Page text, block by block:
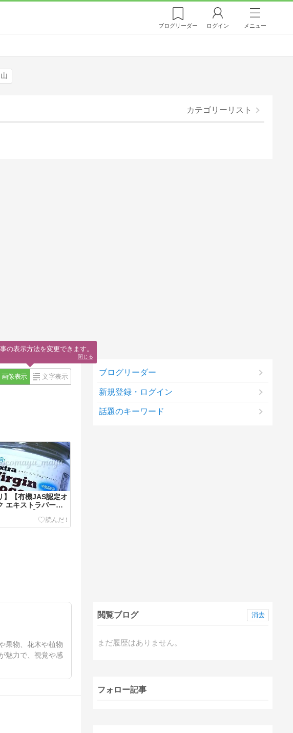
ブログリーダー ログイン メニュー
カテゴリーリスト
画像表示 文字表示
】【有機JAS認定オ
エキストラバージ
ツオイル】
果物、花木や植物
魅力で、視覚や感
ブログリーダー
新規登録・ログイン
話題のキーワード
閲覧ブログ
まだ履歴はありません。
消去
フォロー記事
の表示方法を変更できます。
閉じる